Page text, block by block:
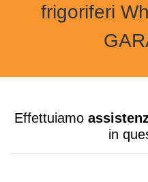
frigoriferi
Effettuiamo
in